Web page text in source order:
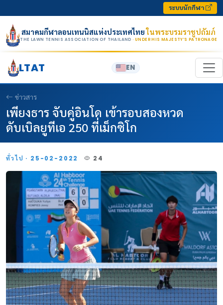
ระบบนักกีฬา
สมาคมกีฬาลอนเทนนิสแห่งประเทศไทยในพระบรมราชูปถัมภ์
THE LAWN TENNIS ASSOCIATION OF THAILAND · UNDER HIS MAJESTY’S PATRONAGE
LTAT EN
ข่าวสาร
เพียงธาร จับคู่อินโด เข้ารอบสองหวด
ดับเบิลยูทีเอ 250 ที่เม็กซิโก
ทั่วไป · 25-02-2022 24